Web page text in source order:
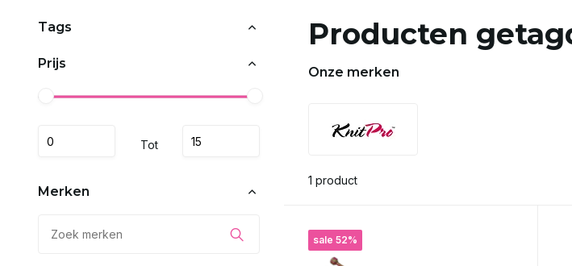
Tags
Prijs
Tot
Merken
Producten
Onze merken
1 product
sale 52%